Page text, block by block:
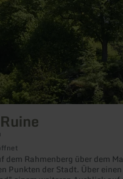
dem Rahmenberg über dem
Punkten der Stadt. Über